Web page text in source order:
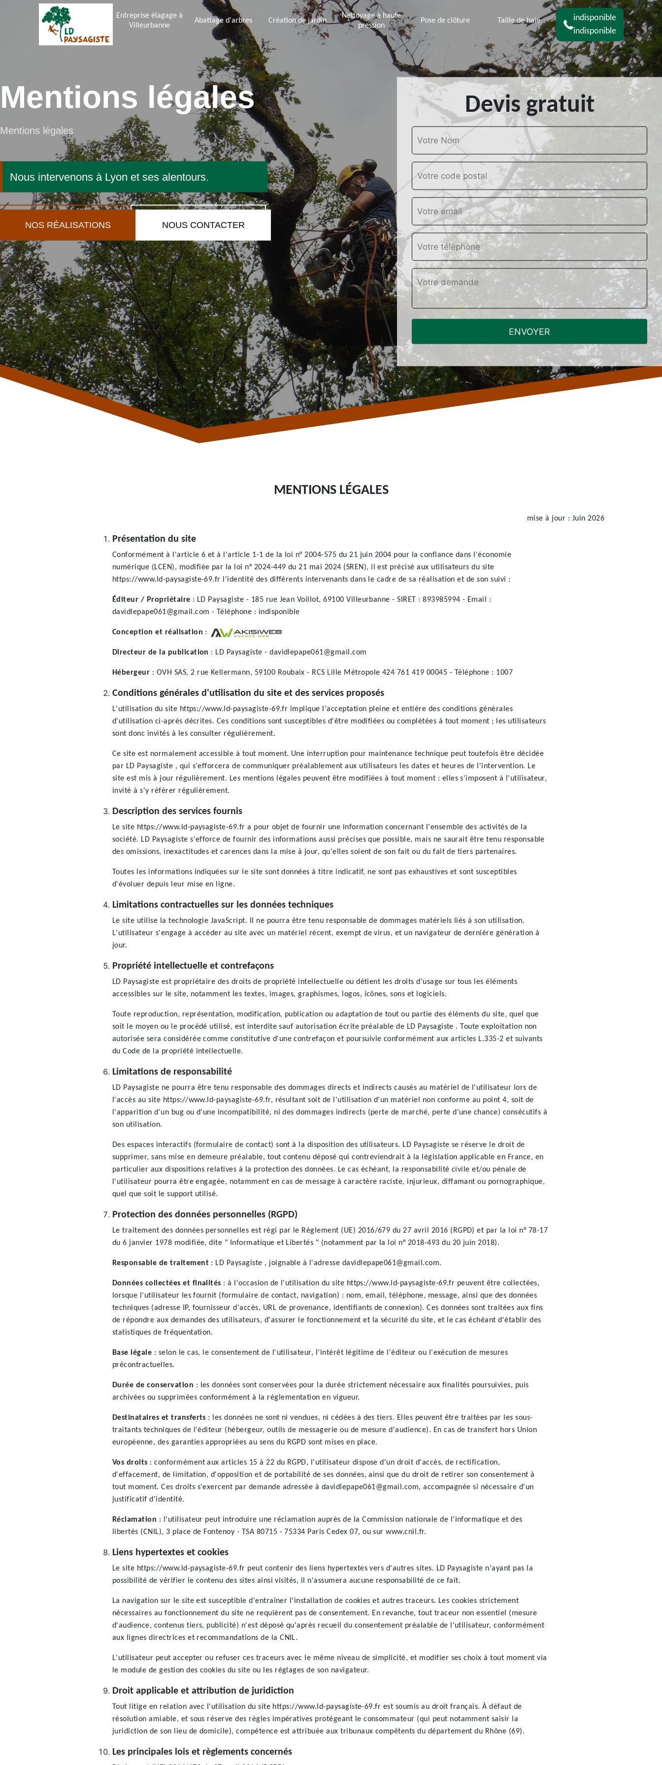
Entreprise élagage à
Villeurbanne
Abattage d'arbres Création de jardin
Nettoyage à haute
pression
Pose de clôture Taille de haie
indisponible
indisponible
Mentions légales
Mentions légales
Nous intervenons à Lyon et ses alentours.
NOS RÉALISATIONS NOUS CONTACTER
Devis gratuit
MENTIONS LÉGALES
mise à jour : Juin 2026
Présentation du site
Conformément à l'article 6 et à l'article 1-1 de la loi n° 2004-575 du 21 juin 2004 pour la confiance dans l'économie
numérique (LCEN), modifiée par la loi n° 2024-449 du 21 mai 2024 (SREN), il est précisé aux utilisateurs du site
https://www.ld-paysagiste-69.fr l'identité des différents intervenants dans le cadre de sa réalisation et de son suivi :
Éditeur / Propriétaire : LD Paysagiste - 185 rue Jean Voillot, 69100 Villeurbanne - SIRET : 893985994 - Email :
davidlepape061@gmail.com - Téléphone : indisponible
Conception et réalisation :
Directeur de la publication : LD Paysagiste - davidlepape061@gmail.com
Hébergeur : OVH SAS, 2 rue Kellermann, 59100 Roubaix - RCS Lille Métropole 424 761 419 00045 - Téléphone : 1007
Conditions générales d'utilisation du site et des services proposés
L'utilisation du site https://www.ld-paysagiste-69.fr implique l'acceptation pleine et entière des conditions générales
d'utilisation ci-après décrites. Ces conditions sont susceptibles d'être modifiées ou complétées à tout moment ; les utilisateurs
sont donc invités à les consulter régulièrement.
Ce site est normalement accessible à tout moment. Une interruption pour maintenance technique peut toutefois être décidée
par LD Paysagiste , qui s'efforcera de communiquer préalablement aux utilisateurs les dates et heures de l'intervention. Le
site est mis à jour régulièrement. Les mentions légales peuvent être modifiées à tout moment : elles s'imposent à l'utilisateur,
invité à s'y référer régulièrement.
Description des services fournis
Le site https://www.ld-paysagiste-69.fr a pour objet de fournir une information concernant l'ensemble des activités de la
société. LD Paysagiste s'efforce de fournir des informations aussi précises que possible, mais ne saurait être tenu responsable
des omissions, inexactitudes et carences dans la mise à jour, qu'elles soient de son fait ou du fait de tiers partenaires.
Toutes les informations indiquées sur le site sont données à titre indicatif, ne sont pas exhaustives et sont susceptibles
d'évoluer depuis leur mise en ligne.
Limitations contractuelles sur les données techniques
Le site utilise la technologie JavaScript. Il ne pourra être tenu responsable de dommages matériels liés à son utilisation.
L'utilisateur s'engage à accéder au site avec un matériel récent, exempt de virus, et un navigateur de dernière génération à
jour.
Propriété intellectuelle et contrefaçons
LD Paysagiste est propriétaire des droits de propriété intellectuelle ou détient les droits d'usage sur tous les éléments
accessibles sur le site, notamment les textes, images, graphismes, logos, icônes, sons et logiciels.
Toute reproduction, représentation, modification, publication ou adaptation de tout ou partie des éléments du site, quel que
soit le moyen ou le procédé utilisé, est interdite sauf autorisation écrite préalable de LD Paysagiste . Toute exploitation non
autorisée sera considérée comme constitutive d'une contrefaçon et poursuivie conformément aux articles L.335-2 et suivants
du Code de la propriété intellectuelle.
Limitations de responsabilité
LD Paysagiste ne pourra être tenu responsable des dommages directs et indirects causés au matériel de l'utilisateur lors de
l'accès au site https://www.ld-paysagiste-69.fr, résultant soit de l'utilisation d'un matériel non conforme au point 4, soit de
l'apparition d'un bug ou d'une incompatibilité, ni des dommages indirects (perte de marché, perte d'une chance) consécutifs à
son utilisation.
Des espaces interactifs (formulaire de contact) sont à la disposition des utilisateurs. LD Paysagiste se réserve le droit de
supprimer, sans mise en demeure préalable, tout contenu déposé qui contreviendrait à la législation applicable en France, en
particulier aux dispositions relatives à la protection des données. Le cas échéant, la responsabilité civile et/ou pénale de
l'utilisateur pourra être engagée, notamment en cas de message à caractère raciste, injurieux, diffamant ou pornographique,
quel que soit le support utilisé.
Protection des données personnelles (RGPD)
Le traitement des données personnelles est régi par le Règlement (UE) 2016/679 du 27 avril 2016 (RGPD) et par la loi n° 78-17
du 6 janvier 1978 modifiée, dite " Informatique et Libertés " (notamment par la loi n° 2018-493 du 20 juin 2018).
Responsable de traitement : LD Paysagiste , joignable à l'adresse davidlepape061@gmail.com.
Données collectées et finalités : à l'occasion de l'utilisation du site https://www.ld-paysagiste-69.fr peuvent être collectées,
lorsque l'utilisateur les fournit (formulaire de contact, navigation) : nom, email, téléphone, message, ainsi que des données
techniques (adresse IP, fournisseur d'accès, URL de provenance, identifiants de connexion). Ces données sont traitées aux fins
de répondre aux demandes des utilisateurs, d'assurer le fonctionnement et la sécurité du site, et le cas échéant d'établir des
statistiques de fréquentation.
Base légale : selon le cas, le consentement de l'utilisateur, l'intérêt légitime de l'éditeur ou l'exécution de mesures
précontractuelles.
Durée de conservation : les données sont conservées pour la durée strictement nécessaire aux finalités poursuivies, puis
archivées ou supprimées conformément à la réglementation en vigueur.
Destinataires et transferts : les données ne sont ni vendues, ni cédées à des tiers. Elles peuvent être traitées par les sous-
traitants techniques de l'éditeur (hébergeur, outils de messagerie ou de mesure d'audience). En cas de transfert hors Union
européenne, des garanties appropriées au sens du RGPD sont mises en place.
Vos droits : conformément aux articles 15 à 22 du RGPD, l'utilisateur dispose d'un droit d'accès, de rectification,
d'effacement, de limitation, d'opposition et de portabilité de ses données, ainsi que du droit de retirer son consentement à
tout moment. Ces droits s'exercent par demande adressée à davidlepape061@gmail.com, accompagnée si nécessaire d'un
justificatif d'identité.
Réclamation : l'utilisateur peut introduire une réclamation auprès de la Commission nationale de l'informatique et des
libertés (CNIL), 3 place de Fontenoy - TSA 80715 - 75334 Paris Cedex 07, ou sur www.cnil.fr.
Liens hypertextes et cookies
Le site https://www.ld-paysagiste-69.fr peut contenir des liens hypertextes vers d'autres sites. LD Paysagiste n'ayant pas la
possibilité de vérifier le contenu des sites ainsi visités, il n'assumera aucune responsabilité de ce fait.
La navigation sur le site est susceptible d'entraîner l'installation de cookies et autres traceurs. Les cookies strictement
nécessaires au fonctionnement du site ne requièrent pas de consentement. En revanche, tout traceur non essentiel (mesure
d'audience, contenus tiers, publicité) n'est déposé qu'après recueil du consentement préalable de l'utilisateur, conformément
aux lignes directrices et recommandations de la CNIL.
L'utilisateur peut accepter ou refuser ces traceurs avec le même niveau de simplicité, et modifier ses choix à tout moment via
le module de gestion des cookies du site ou les réglages de son navigateur.
Droit applicable et attribution de juridiction
Tout litige en relation avec l'utilisation du site https://www.ld-paysagiste-69.fr est soumis au droit français. À défaut de
résolution amiable, et sous réserve des règles impératives protégeant le consommateur (qui peut notamment saisir la
juridiction de son lieu de domicile), compétence est attribuée aux tribunaux compétents du département du Rhône (69).
Les principales lois et règlements concernés